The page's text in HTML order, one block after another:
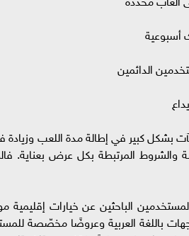
بشكل كبير في إطالة مدة اللعب
والشروط المرتبطة بكل عرض
الباحثين عن خيارات إقليمية
باللغة العربية وعروضًا مخصّصة